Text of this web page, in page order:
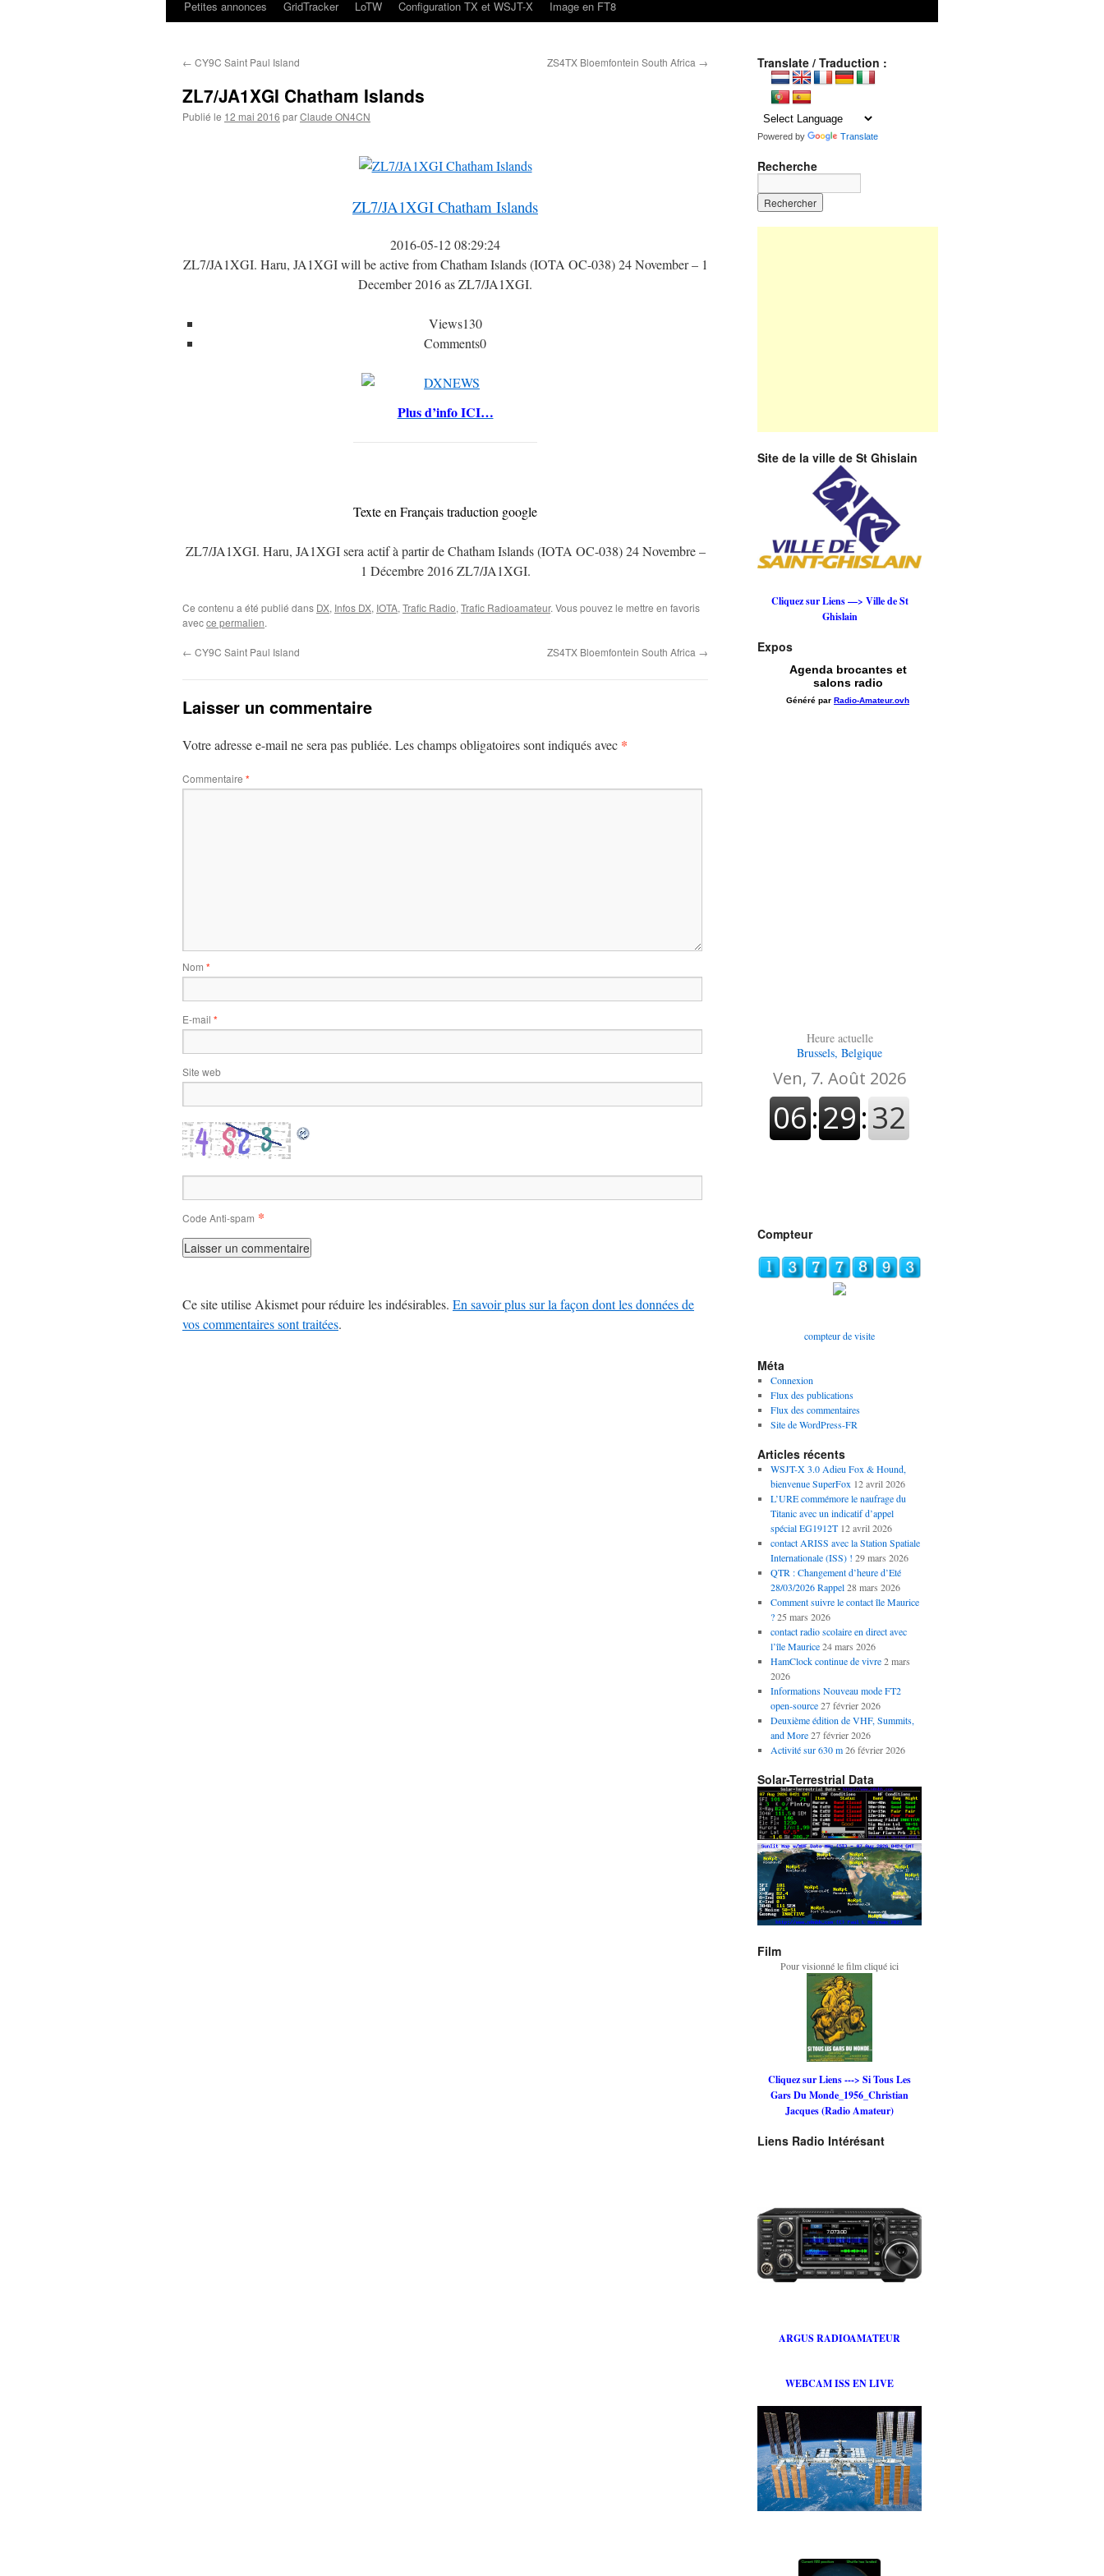
Petites annonces
GridTracker LoTW Configuration TX et WSJT-X Image en FT8
← CY9C Saint Paul Island ZS4TX Bloemfontein South Africa →
ZL7/JA1XGI Chatham Islands
Publié le 12 mai 2016 parClaude ON4CN
ZL7/JA1XGI Chatham Islands
2016-05-12 08:29:24
ZL7/JA1XGI. Haru, JA1XGI will be active from Chatham Islands (IOTA OC-038) 24 November – 1
December 2016 as ZL7/JA1XGI.
Views130
Comments0
Plus d’info ICI…
Texte en Français traduction google
ZL7/JA1XGI. Haru, JA1XGI sera actif à partir de Chatham Islands (IOTA OC-038) 24 Novembre –
1 Décembre 2016 ZL7/JA1XGI.
Ce contenu a été publié dans DX, Infos DX, IOTA, Trafic Radio, Trafic Radioamateur. Vous pouvez le mettre en favoris
avecce permalien.
← CY9C Saint Paul Island ZS4TX Bloemfontein South Africa →
Laisser un commentaire
Votre adresse e-mail ne sera pas publiée. Les champs obligatoires sont indiqués avec *
Commentaire *
Nom *
E-mail *
Site web
Code Anti-spam *
Ce site utilise Akismet pour réduire les indésirables. En savoir plus sur la façon dont les données de
vos commentaires sont traitées.
Translate / Traduction :
Powered by Translate
Recherche
Site de la ville de St Ghislain
Cliquez sur Liens —> Ville de St
Ghislain
Expos
Heure actuelle
Brussels, Belgique
Compteur
compteur de visite
Méta
Connexion
Flux des publications
Flux des commentaires
Site de WordPress-FR
Articles récents
WSJT-X 3.0 Adieu Fox & Hound,
bienvenue SuperFox 12 avril 2026
L’URE commémore le naufrage du
Titanic avec un indicatif d’appel
spécial EG1912T 12 avril 2026
contact ARISS avec la Station Spatiale
Internationale (ISS) ! 29 mars 2026
QTR : Changement d’heure d’Eté
28/03/2026 Rappel 28 mars 2026
Comment suivre le contact île Maurice
? 25 mars 2026
contact radio scolaire en direct avec
l’île Maurice 24 mars 2026
HamClock continue de vivre 2 mars
2026
Informations Nouveau mode FT2
open-source 27 février 2026
Deuxième édition de VHF, Summits,
and More 27 février 2026
Activité sur 630 m 26 février 2026
Solar-Terrestrial Data
Film
Pour visionné le film cliqué ici
Cliquez sur Liens ---> Si Tous Les
Gars Du Monde_1956_Christian
Jacques (Radio Amateur)
Liens Radio Intérésant
ARGUS RADIOAMATEUR
WEBCAM ISS EN LIVE